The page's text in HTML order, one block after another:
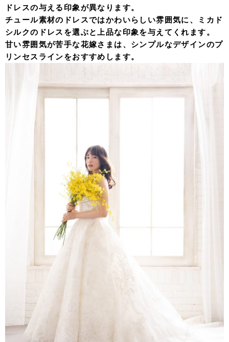
ドレスの与える印象が異なります。
チュール素材のドレスではかわいらしい雰囲気に、ミカド
シルクのドレスを選ぶと上品な印象を与えてくれます。
甘い雰囲気が苦手な花嫁さまは、シンプルなデザインのプ
リンセスラインをおすすめします。